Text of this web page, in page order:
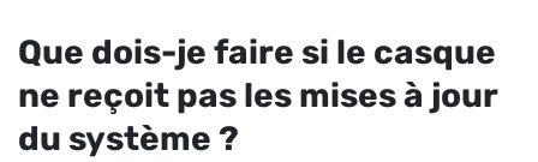
Que dois-je faire si le casque
ne reçoit pas les mises à jour
du système ?